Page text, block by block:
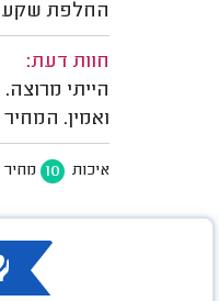
החלפת
חוות דעת:
הייתי
ואמין.
איכות 10 מחיר